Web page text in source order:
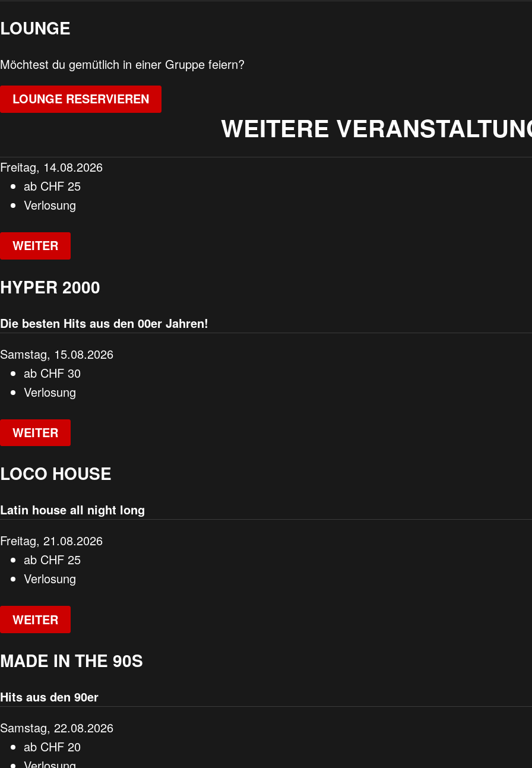
LOUNGE
Möchtest du gemütlich in einer Gruppe feiern?
LOUNGE RESERVIEREN
WEITERE
Freitag, 14.08.2026
ab CHF 25
Verlosung
WEITER
HYPER 2000
Die besten Hits aus den 00er Jahren!
Samstag, 15.08.2026
ab CHF 30
Verlosung
WEITER
LOCO HOUSE
Latin house all night long
Freitag, 21.08.2026
ab CHF 25
Verlosung
WEITER
MADE IN THE 90S
Hits aus den 90er
Samstag, 22.08.2026
ab CHF 20